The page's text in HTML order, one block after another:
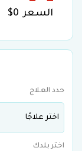
السعر $0
حدد العلاج
اختر علاجًا
اختر بلدك